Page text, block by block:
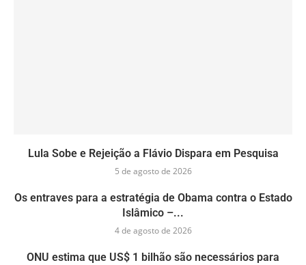
Lula Sobe e Rejeição a Flávio Dispara em Pesquisa
5 de agosto de 2026
Os entraves para a estratégia de Obama contra o Estado
Islâmico –...
4 de agosto de 2026
ONU estima que US$ 1 bilhão são necessários para